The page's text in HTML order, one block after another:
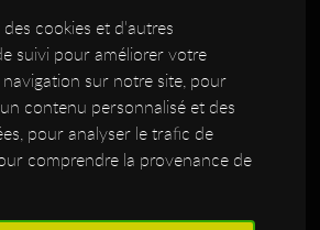
cookies et d'autres
suivi pour améliorer votre
navigation sur notre site, pour
contenu personnalisé et des
pour analyser le trafic de
comprendre la provenance de